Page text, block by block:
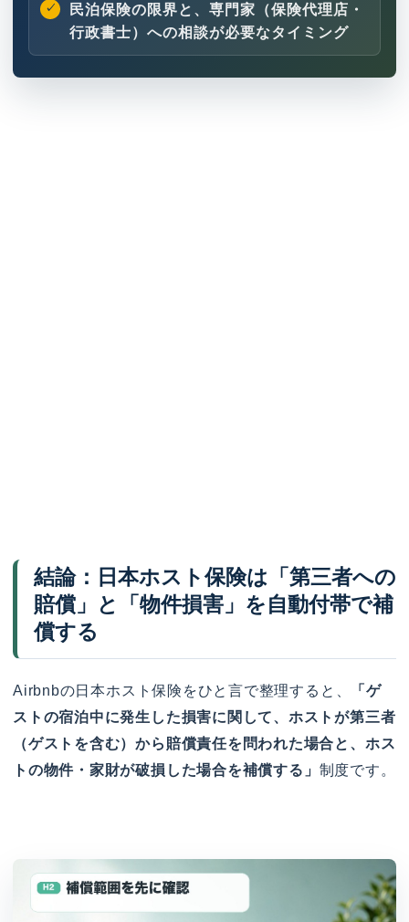
民泊保険の限界と、専門家（保険代理店・
行政書士）への相談が必要なタイミング
結論：日本ホスト保険は「第三者への
賠償」と「物件損害」を自動付帯で補
償する
Airbnbの日本ホスト保険をひと言で整理すると、
「ゲ
ストの宿泊中に発生した損害に関して、ホストが第三者
（ゲストを含む）から賠償責任を問われた場合と、ホス
トの物件・家財が破損した場合を補償する」 制度です。